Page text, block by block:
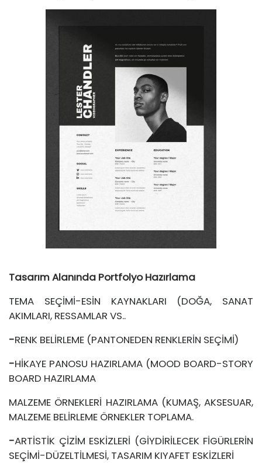
Tasarım Alanında Portfolyo Hazırlama
TEMA SEÇİMİ-ESİN KAYNAKLARI (DOĞA, SANAT
AKIMLARI, RESSAMLAR VS..
-RENK BELİRLEME (PANTONEDEN RENKLERİN SEÇİMİ)
-HİKAYE PANOSU HAZIRLAMA (MOOD BOARD-STORY
BOARD HAZIRLAMA
MALZEME ÖRNEKLERİ HAZIRLAMA (KUMAŞ, AKSESUAR,
MALZEME BELİRLEME ÖRNEKLER TOPLAMA.
-ARTİSTİK ÇİZİM ESKİZLERİ (GİYDİRİLECEK FİGÜRLERİN
SEÇİMİ-DÜZELTİLMESİ, TASARIM KIYAFET ESKİZLERİ